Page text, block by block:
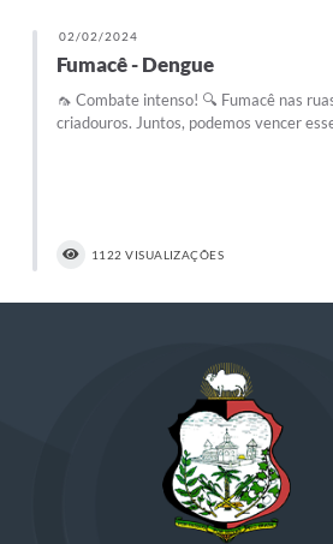
02/02/2024
Fumacê - Dengue
🦟 Combate intenso! 🔍 Fumacê nas
criadouros. Juntos, podemos vencer
1122 VISUALIZAÇÕES